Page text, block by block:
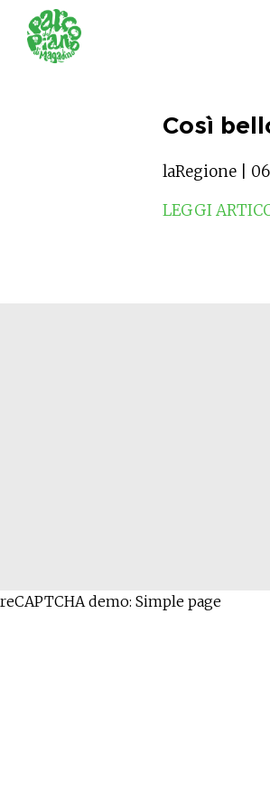
Così
laRegione |
LEGGI
reCAPTCHA demo: Simple page